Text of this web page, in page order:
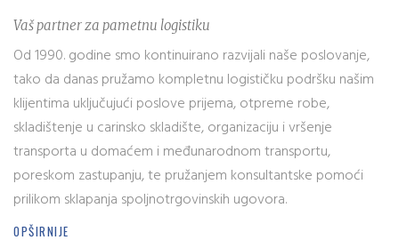
Vaš partner za pametnu logistiku
Od 1990. godine smo kontinuirano razvijali naše poslovanje,
tako da danas pružamo kompletnu logističku podršku našim
klijentima uključujući poslove prijema, otpreme robe,
skladištenje u carinsko skladište, organizaciju i vršenje
transporta u domaćem i međunarodnom transportu,
poreskom zastupanju, te pružanjem konsultantske pomoći
prilikom sklapanja spoljnotrgovinskih ugovora.
OPŠIRNIJE